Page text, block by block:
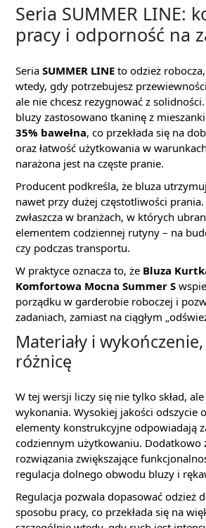
Seria SUMMER LINE:
pracy i odporność na
Seria SUMMER LINE to odzież
wtedy, gdy potrzebujesz
ale nie chcesz rezygnować z
bluzy zastosowano tkaninę z mieszanki
35% bawełna, co przekłada się na
oraz łatwość użytkowania w
narażona jest na częste pranie.
Producent podkreśla, że bluza
nawet przy dużej częstotliwości prania.
zwłaszcza w branżach, w których
elementem codziennej rutyny – na
czy podczas transportu.
W praktyce oznacza to, że Bluza
Komfortowa Mocna Summer S
porządku w garderobie roboczej i
zadaniach, zamiast na ciągłym
Materiały i
różnicę
W tej wersji liczy się nie tylko skład,
wykonania. Wysokiej jakości odszycie
elementy konstrukcyjne odpowiadają
codziennym użytkowaniu. Dodatkowo
rozwiązania zwiększające
regulacja dolnego obwodu bluzy i
Regulacja pozwala dopasować odzież
sposobu pracy, co przekłada się na